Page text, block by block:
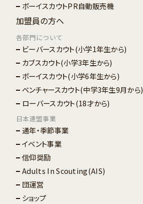
ボーイスカウトPR自動販売機
加盟員の方へ
各部門について
ビーバースカウト(小学1年生から)
カブスカウト(小学3年生から)
ボーイスカウト(小学6年生から)
ベンチャースカウト(中学3年生9月から)
ローバースカウト(18才から)
日本連盟事業
通年・季節事業
イベント事業
信仰奨励
Adults In Scouting(AIS)
団運営
ショップ